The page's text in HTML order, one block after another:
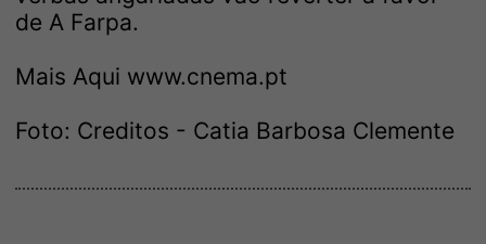
de A Farpa.
Mais Aqui www.cnema.pt
Foto: Creditos - Catia Barbosa Clemente